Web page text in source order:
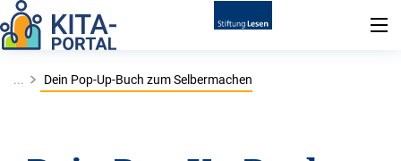
... Dein Pop-Up-Buch zum Selbermachen